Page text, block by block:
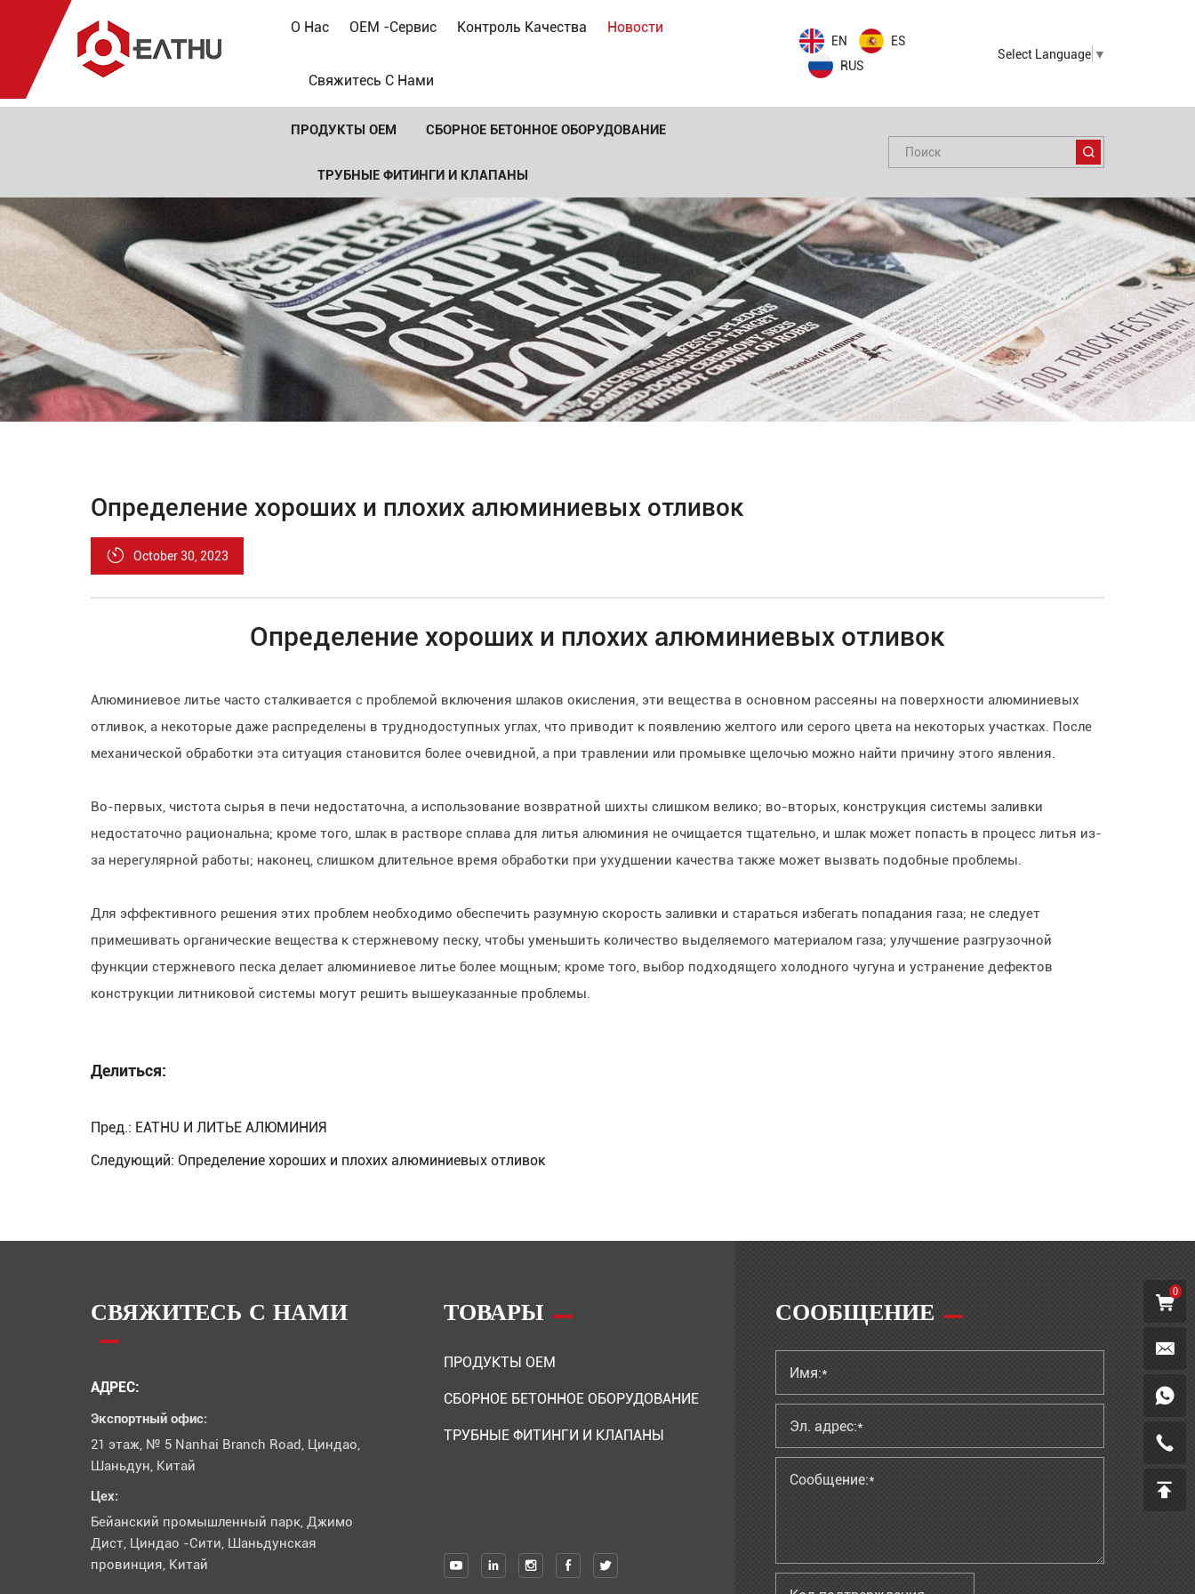
О Нас OEM -сервис Контроль Качества Новости
Свяжитесь С Нами
EN
ES
RUS
Select Language ▼
ПРОДУКТЫ OEM СБОРНОЕ БЕТОННОЕ ОБОРУДОВАНИЕ
ТРУБНЫЕ ФИТИНГИ И КЛАПАНЫ
Определение хороших и плохих алюминиевых отливок
October 30, 2023
Определение хороших и плохих алюминиевых отливок
Алюминиевое литье часто сталкивается с проблемой включения шлаков окисления, эти вещества в основном рассеяны на поверхности алюминиевых
отливок, а некоторые даже распределены в труднодоступных углах, что приводит к появлению желтого или серого цвета на некоторых участках. После
механической обработки эта ситуация становится более очевидной, а при травлении или промывке щелочью можно найти причину этого явления.
Во-первых, чистота сырья в печи недостаточна, а использование возвратной шихты слишком велико; во-вторых, конструкция системы заливки
недостаточно рациональна; кроме того, шлак в растворе сплава для литья алюминия не очищается тщательно, и шлак может попасть в процесс литья из-
за нерегулярной работы; наконец, слишком длительное время обработки при ухудшении качества также может вызвать подобные проблемы.
Для эффективного решения этих проблем необходимо обеспечить разумную скорость заливки и стараться избегать попадания газа; не следует
примешивать органические вещества к стержневому песку, чтобы уменьшить количество выделяемого материалом газа; улучшение разгрузочной
функции стержневого песка делает алюминиевое литье более мощным; кроме того, выбор подходящего холодного чугуна и устранение дефектов
конструкции литниковой системы могут решить вышеуказанные проблемы.
Делиться:
Пред.: EATHU И ЛИТЬЕ АЛЮМИНИЯ
Следующий: Определение хороших и плохих алюминиевых отливок
0
СВЯЖИТЕСЬ С НАМИ
АДРЕС:
Экспортный офис:
21 этаж, № 5 Nanhai Branch Road, Циндао,
Шаньдун, Китай
Цех:
Бейанский промышленный парк, Джимо
Дист, Циндао -Сити, Шаньдунская
провинция, Китай
ТОВАРЫ
ПРОДУКТЫ OEM
СБОРНОЕ БЕТОННОЕ ОБОРУДОВАНИЕ
ТРУБНЫЕ ФИТИНГИ И КЛАПАНЫ
СООБЩЕНИЕ